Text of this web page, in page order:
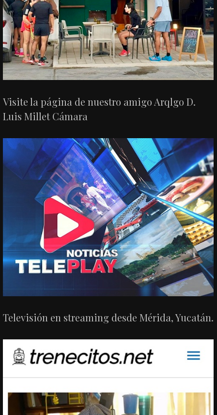
Visite la página de nuestro amigo Arqlgo D.
Luis Millet Cámara
Televisión en streaming desde Mérida, Yucatán.